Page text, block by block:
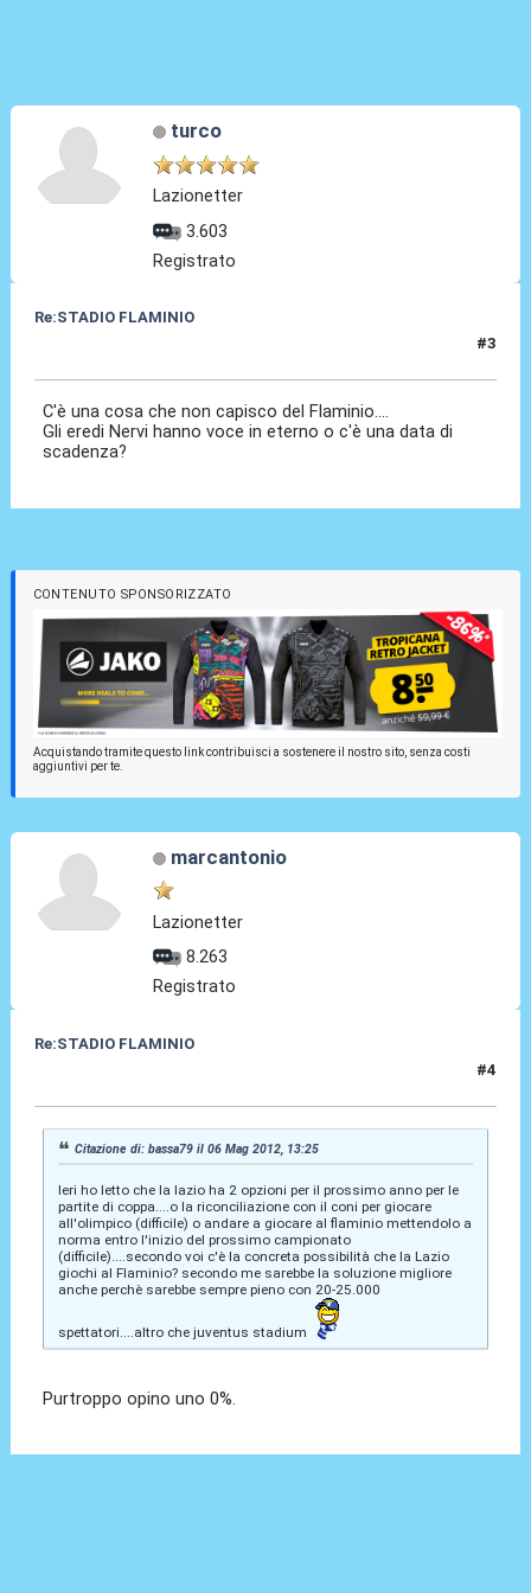
turco
Lazionetter
3.603
Registrato
Re:STADIO FLAMINIO
#3
C'è una cosa che non capisco del Flaminio....
Gli eredi Nervi hanno voce in eterno o c'è una data di
scadenza?
CONTENUTO SPONSORIZZATO
Acquistando tramite questo link contribuisci a sostenere il nostro sito, senza costi
aggiuntivi per te.
marcantonio
Lazionetter
8.263
Registrato
Re:STADIO FLAMINIO
#4
Citazione di: bassa79 il 06 Mag 2012, 13:25
Ieri ho letto che la lazio ha 2 opzioni per il prossimo anno per le
partite di coppa....o la riconciliazione con il coni per giocare
all'olimpico (difficile) o andare a giocare al flaminio mettendolo a
norma entro l'inizio del prossimo campionato
(difficile)....secondo voi c'è la concreta possibilità che la Lazio
giochi al Flaminio? secondo me sarebbe la soluzione migliore
anche perchè sarebbe sempre pieno con 20-25.000
spettatori....altro che juventus stadium
Purtroppo opino uno 0%.